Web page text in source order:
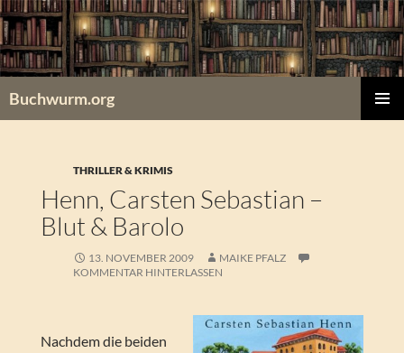
Zum
Inhalt
springen
Buchwurm.org
THRILLER & KRIMIS
Henn, Carsten Sebastian –
Blut & Barolo
13. NOVEMBER 2009
MAIKE PFALZ
KOMMENTAR HINTERLASSEN
Nachdem die beiden